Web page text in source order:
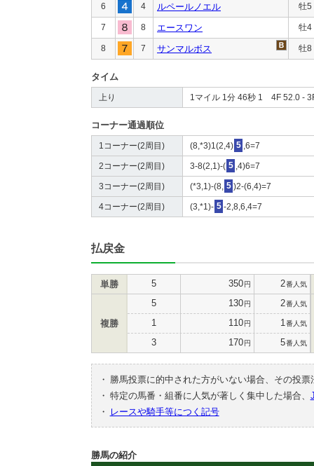
6 4 ルペールノエル 牡5
7 8 エースワン 牡4
8 7 サンマルボス 牡8
タイム
上り 1マイル 1分 46秒 1 4F 52.0 -
コーナー通過順位
1コーナー(2周目) (8,*3)1(2,4) 5 ,6=7
2コーナー(2周目) 3-8(2,1)-( 5 ,4)6=7
3コーナー(2周目) (*3,1)-(8, 5 )2-(6,4)=7
4コーナー(2周目) (3,*1)- 5 -2,8,6,4=7
払戻金
単勝 5 350円 2番人気
複勝
5 130円 2番人気
1 110円 1 番人気
3 170円 5番人気
・
勝馬投票に的中された方がいない場合、その投
・ 特定の馬番・組番に人気が著しく集中した場合、
・
レースや騎手等につく記号
勝馬の紹介